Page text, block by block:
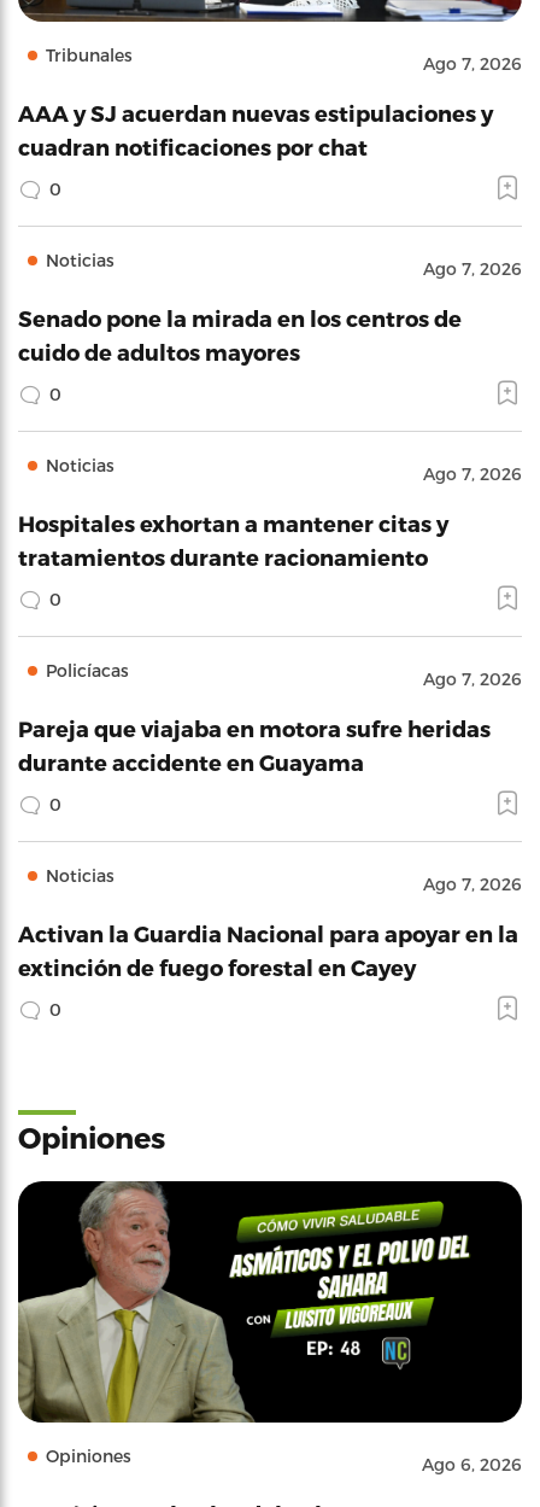
Tribunales Ago 7, 2026
AAA y SJ acuerdan nuevas estipulaciones y
cuadran notificaciones por chat
0
Noticias Ago 7, 2026
Senado pone la mirada en los centros de
cuido de adultos mayores
0
Noticias Ago 7, 2026
Hospitales exhortan a mantener citas y
tratamientos durante racionamiento
0
Policíacas Ago 7, 2026
Pareja que viajaba en motora sufre heridas
durante accidente en Guayama
0
Noticias Ago 7, 2026
Activan la Guardia Nacional para apoyar en la
extinción de fuego forestal en Cayey
0
Opiniones
Opiniones Ago 6, 2026